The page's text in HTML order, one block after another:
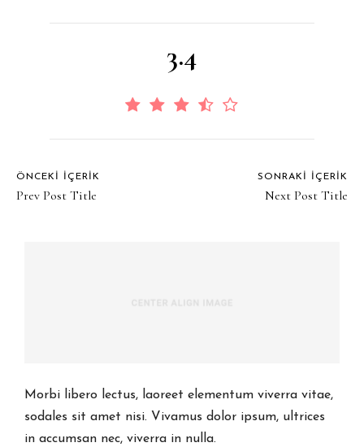
3.4
ÖNCEKI İÇERIK
Prev Post Title
SONRAKI İÇERIK
Next Post Title
Morbi libero lectus, laoreet elementum viverra vitae,
sodales sit amet nisi. Vivamus dolor ipsum, ultrices
in accumsan nec, viverra in nulla.